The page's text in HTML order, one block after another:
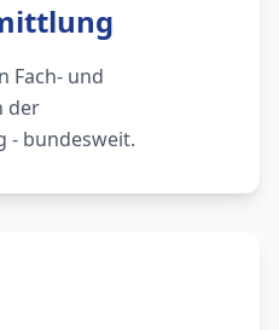
Fach- und
der
- bundesweit.